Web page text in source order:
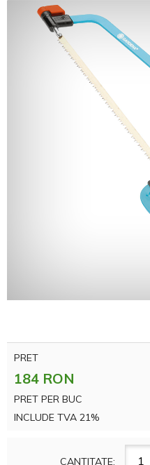
PRET
184 RON
PRET PER BUC
INCLUDE TVA 21%
CANTITATE: